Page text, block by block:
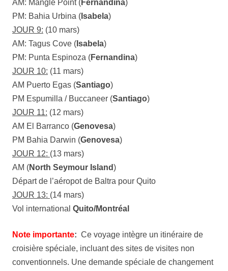
AM: Mangle Point ( Fernandina)
PM: Bahia Urbina ( Isabela)
JOUR 9: (10 mars)
AM: Tagus Cove ( Isabela)
PM: Punta Espinoza (Fernandina)
JOUR 10: (11 mars)
AM Puerto Egas (Santiago)
PM Espumilla / Buccaneer (Santiago)
JOUR 11: (12 mars)
AM El Barranco (Genovesa)
PM Bahia Darwin (Genovesa)
JOUR 12: (13 mars)
AM (North Seymour Island)
Départ de l’aéropot de Baltra pour Quito
JOUR 13: (14 mars)
Vol international Quito/Montréal
Note importante: Ce voyage intègre un itinéraire de
croisière spéciale, incluant des sites de visites non
conventionnels. Une demande spéciale de changement